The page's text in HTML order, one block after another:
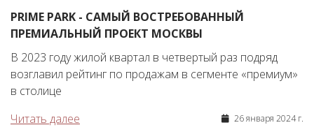
PRIME PARK - САМЫЙ ВОСТРЕБОВАННЫЙ
ПРЕМИАЛЬНЫЙ ПРОЕКТ МОСКВЫ
В 2023 году жилой квартал в четвертый раз подряд
возглавил рейтинг по продажам в сегменте «премиум»
в столице
Читать далее
26 января 2024 г.